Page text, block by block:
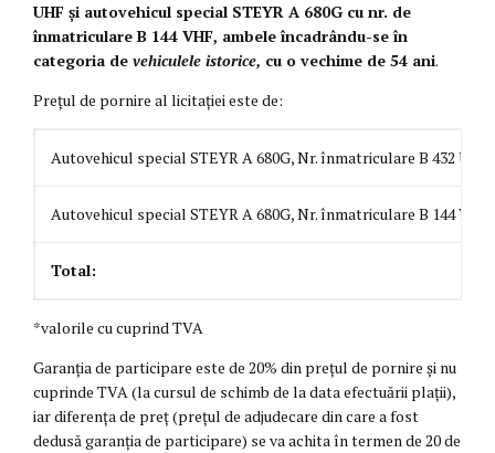
UHF și autovehicul special STEYR A 680G cu nr. de
înmatriculare B 144 VHF, ambele încadrându-se în
categoria de vehiculele istorice, cu o vechime de 54 ani.
Prețul de pornire al licitației este de:
Autovehicul special STEYR A 680G, Nr. înmatriculare B 432 UHF
Autovehicul special STEYR A 680G, Nr. înmatriculare B 144 VHF
Total:
*valorile cu cuprind TVA
Garanția de participare este de 20% din prețul de pornire și nu
cuprinde TVA (la cursul de schimb de la data efectuării plații),
iar diferența de preț (prețul de adjudecare din care a fost
dedusă garanția de participare) se va achita în termen de 20 de